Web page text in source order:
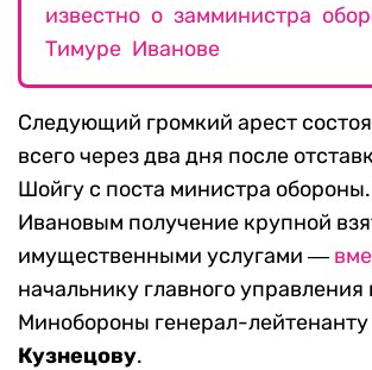
известно о замминистра
Тимуре Иванове
Следующий громкий арест
всего через два дня после
Шойгу с поста министра
Ивановым получение крупной
имущественными услугами ―
начальнику главного управления
Минобороны генерал-лейтенанту
Кузнецову.